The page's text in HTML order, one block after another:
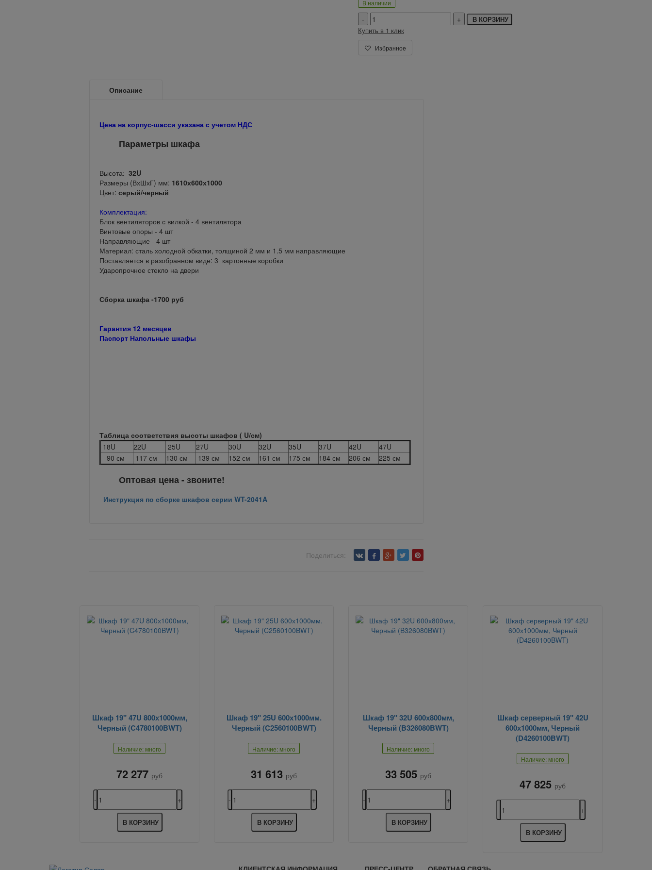
В наличии
В КОРЗИНУ
Купить в 1 клик
Избранное
Описание
Цена на корпус-шасси указана с учетом НДС
Параметры шкафа
Высота: 32U
Размеры (ВхШхГ) мм: 1610х600х1000
Цвет: серый/черный
Комплектация:
Блок вентиляторов с вилкой - 4 вентилятора
Винтовые опоры - 4 шт
Направляющие - 4 шт
Материал: сталь холодной обкатки, толщиной 2 мм и 1.5 мм направляющие
Поставляется в разобранном виде: 3 картонные коробки
Ударопрочное стекло на двери
Сборка шкафа -1700 руб
Гарантия 12 месяцев
Паспорт Напольные шкафы
Таблица соответствия высоты шкафов ( U/см)
18U
22U 25U 27U 30U 32U 35U 37U 42U
47U
90 см
117 см 130 см 139 см 152 см 161 см 175 см 184 см 206 см 225 см
Оптовая цена - звоните!
Инструкция по сборке шкафов серии WT-2041A
Поделиться:
Шкаф 19" 47U 800х1000мм,
Черный (C4780100BWT)
Наличие: много
72 277 руб
В КОРЗИНУ
Шкаф 19" 25U 600х1000мм.
Черный (C2560100BWT)
Наличие: много
31 613 руб
В КОРЗИНУ
Шкаф 19" 32U 600х800мм,
Черный (B326080BWT)
Наличие: много
33 505 руб
В КОРЗИНУ
Шкаф серверный 19" 42U
600х1000мм, Черный
(D4260100BWT)
Наличие: много
47 825 руб
В КОРЗИНУ